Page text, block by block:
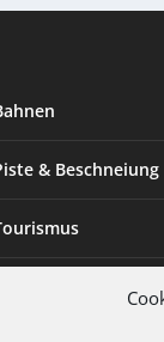
& Beschneiung
&